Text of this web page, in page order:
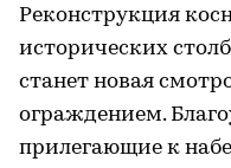
Реконструкция
исторических
станет новая
ограждением.
прилегающие к